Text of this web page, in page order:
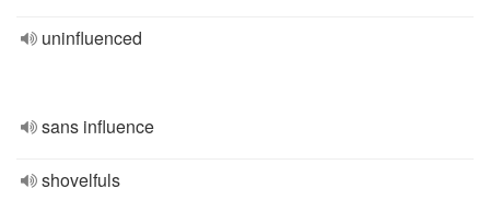
uninfluenced
sans influence
shovelfuls